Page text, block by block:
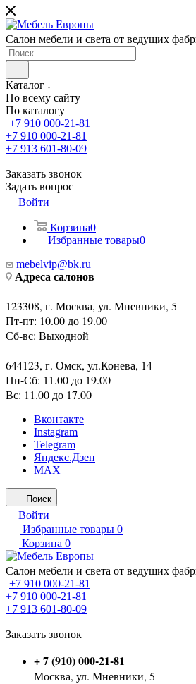
Салон мебели и света от ведущих
Каталог
По всему сайту
По каталогу
+7 910 000-21-81
+7 910 000-21-81
+7 913 601-80-09
Заказать звонок
Задать вопрос
Войти
Корзина0
Избранные товары0
mebelvip@bk.ru
Адреса салонов
123308, г. Москва, ул. Мневники, 5
Пт-пт: 10.00 до 19.00
Сб-вс: Выходной
644123, г. Омск, ул.Конева, 14
Пн-Сб: 11.00 до 19.00
Вс: 11.00 до 17.00
Вконтакте
Instagram
Telegram
Яндекс.Дзен
MAX
Поиск
Войти
Избранные товары 0
Корзина 0
Салон мебели и света от ведущих
+7 910 000-21-81
+7 910 000-21-81
+7 913 601-80-09
Заказать звонок
+ 7 (910) 000-21-81
Москва, ул. Мневники, 5